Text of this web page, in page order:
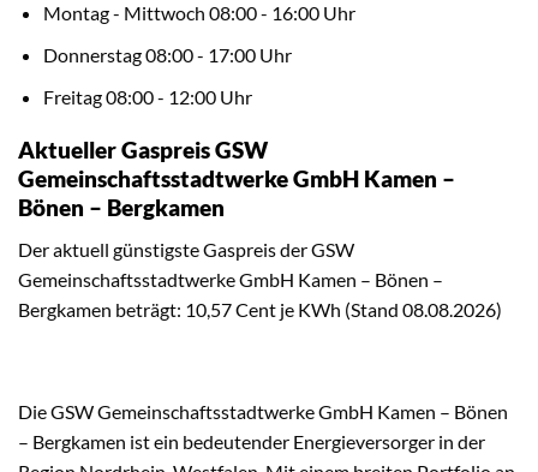
Montag - Mittwoch 08:00 - 16:00 Uhr
Donnerstag 08:00 - 17:00 Uhr
Freitag 08:00 - 12:00 Uhr
Aktueller Gaspreis GSW
Gemeinschaftsstadtwerke GmbH Kamen –
Bönen – Bergkamen
Der aktuell günstigste Gaspreis der GSW
Gemeinschaftsstadtwerke GmbH Kamen – Bönen –
Bergkamen beträgt: 10,57 Cent je KWh (Stand 08.08.2026)
Die GSW Gemeinschaftsstadtwerke GmbH Kamen – Bönen
– Bergkamen ist ein bedeutender Energieversorger in der